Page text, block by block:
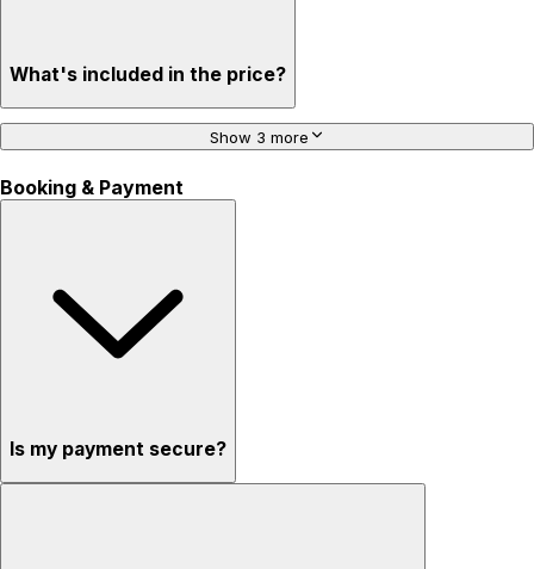
What's included in the price?
Show 3 more
Booking & Payment
Is my payment secure?